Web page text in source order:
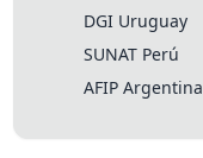
DGI Uruguay
SUNAT Perú
AFIP Argentina